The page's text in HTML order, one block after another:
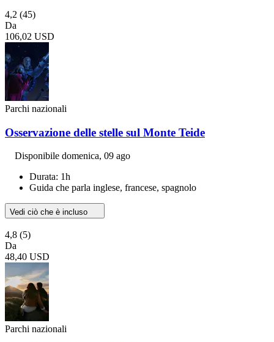
4,2 (45)
Da
106,02 USD
Parchi nazionali
Osservazione delle stelle sul Monte Teide
Disponibile domenica, 09 ago
Durata: 1h
Guida che parla inglese, francese, spagnolo
Vedi ciò che è incluso
4,8 (5)
Da
48,40 USD
Parchi nazionali